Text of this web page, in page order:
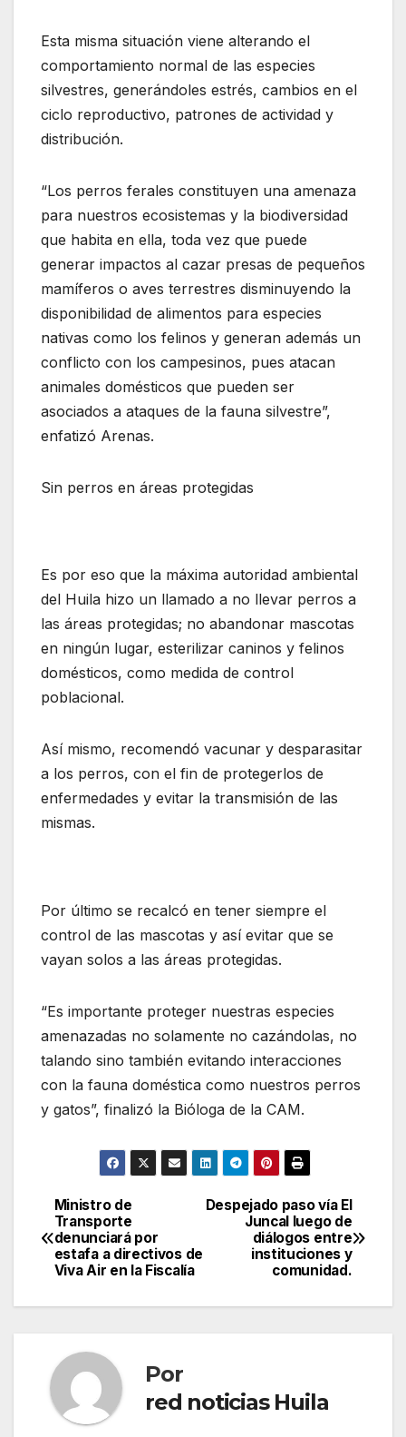
Esta misma situación viene alterando el
comportamiento normal de las especies
silvestres, generándoles estrés, cambios en el
ciclo reproductivo, patrones de actividad y
distribución.
“Los perros ferales constituyen una amenaza
para nuestros ecosistemas y la biodiversidad
que habita en ella, toda vez que puede
generar impactos al cazar presas de pequeños
mamíferos o aves terrestres disminuyendo la
disponibilidad de alimentos para especies
nativas como los felinos y generan además un
conflicto con los campesinos, pues atacan
animales domésticos que pueden ser
asociados a ataques de la fauna silvestre”,
enfatizó Arenas.
Sin perros en áreas protegidas
Es por eso que la máxima autoridad ambiental
del Huila hizo un llamado a no llevar perros a
las áreas protegidas; no abandonar mascotas
en ningún lugar, esterilizar caninos y felinos
domésticos, como medida de control
poblacional.
Así mismo, recomendó vacunar y desparasitar
a los perros, con el fin de protegerlos de
enfermedades y evitar la transmisión de las
mismas.
Por último se recalcó en tener siempre el
control de las mascotas y así evitar que se
vayan solos a las áreas protegidas.
“Es importante proteger nuestras especies
amenazadas no solamente no cazándolas, no
talando sino también evitando interacciones
con la fauna doméstica como nuestros perros
y gatos”, finalizó la Bióloga de la CAM.
Navegación
de
Despejado paso vía El
Juncal luego de
diálogos entre
instituciones y
comunidad.
Ministro de
Transporte
denunciará por
estafa a directivos de
Viva Air en la Fiscalía
Por
red noticias Huila